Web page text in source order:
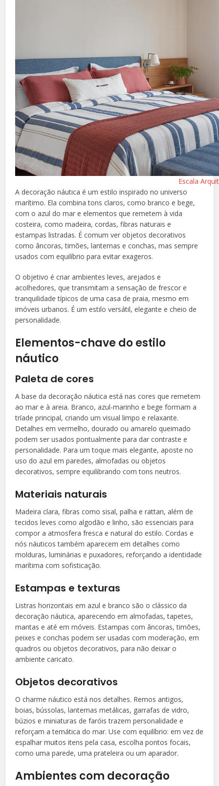
Escala
A decoração náutica é um estilo inspirado no universo
marítimo. Ela combina tons claros, como branco e bege,
com o azul do mar e elementos que remetem à vida
costeira, como madeira, cordas, fibras naturais e
estampas listradas. É comum ver objetos decorativos
como âncoras, timões, lanternas e conchas, mas sempre
usados com equilíbrio para evitar exageros.
O objetivo é criar ambientes leves, arejados e
acolhedores, que transmitam a sensação de frescor e
tranquilidade típicos de uma casa de praia, mesmo em
imóveis urbanos. É um estilo versátil, elegante e cheio de
personalidade.
Elementos-chave do estilo
náutico
Paleta de cores
A base da decoração náutica está nas cores que remetem
ao mar e à areia. Branco, azul-marinho e bege formam a
tríade principal, criando um visual limpo e relaxante.
Detalhes em vermelho, dourado ou amarelo queimado
podem ser usados pontualmente para dar contraste e
personalidade. Para um toque mais elegante, aposte no
uso do azul em paredes, almofadas ou objetos
decorativos, sempre equilibrando com tons neutros.
Materiais naturais
Madeira clara, fibras como sisal, palha e rattan, além de
tecidos leves como algodão e linho, são essenciais para
compor a atmosfera fresca e natural do estilo. Cordas e
nós náuticos também aparecem em detalhes como
molduras, luminárias e puxadores, reforçando a identidade
marítima com sofisticação.
Estampas e texturas
Listras horizontais em azul e branco são o clássico da
decoração náutica, aparecendo em almofadas, tapetes,
mantas e até em móveis. Estampas com âncoras, timões,
peixes e conchas podem ser usadas com moderação, em
quadros ou objetos decorativos, para não deixar o
ambiente caricato.
Objetos decorativos
O charme náutico está nos detalhes. Remos antigos,
boias, bússolas, lanternas metálicas, garrafas de vidro,
búzios e miniaturas de faróis trazem personalidade e
reforçam a temática do mar. Use com equilíbrio: em vez de
espalhar muitos itens pela casa, escolha pontos focais,
como uma parede, uma prateleira ou um aparador.
Ambientes com decoração